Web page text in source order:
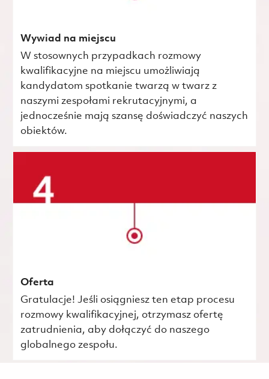
Wywiad na miejscu
W stosownych przypadkach rozmowy
kwalifikacyjne na miejscu umożliwiają
kandydatom spotkanie twarzą w twarz z
naszymi zespołami rekrutacyjnymi, a
jednocześnie mają szansę doświadczyć naszych
obiektów.
Oferta
Gratulacje! Jeśli osiągniesz ten etap procesu
rozmowy kwalifikacyjnej, otrzymasz ofertę
zatrudnienia, aby dołączyć do naszego
globalnego zespołu.